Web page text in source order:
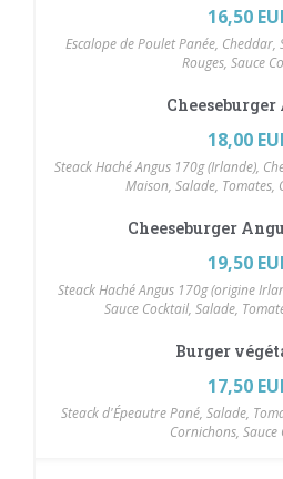
16,50
Escalope de Poulet Panée, Cheddar,
Rouges, Sauce
Cheeseburger
18,00
Steack Haché Angus 170g (Irlande),
Maison, Salade, Tomates,
Cheeseburger
19,50
Steack Haché Angus 170g (origine
Sauce Cocktail, Salade,
Burger
17,50
Steack d'Épeautre Pané, Salade,
Cornichons, Sauce